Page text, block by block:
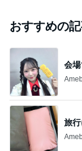
おすすめの
会
旅